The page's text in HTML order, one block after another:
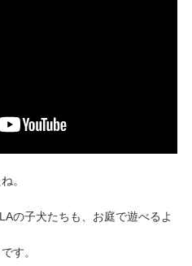
。
の子犬たちも、お庭で遊べるよ
す。